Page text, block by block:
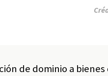
de dominio a